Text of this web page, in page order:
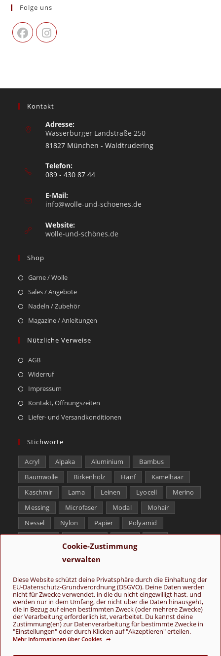
Cookie-Zustimmung
verwalten
Diese Website schützt deine Privatsphäre durch die Einhaltung der
EU-Datenschutz-Grundverordnung (DSGVO). Deine Daten werden
nicht für Zwecke verwendet, in die du nicht eingewilligt hast, und
werden nur in dem Umfang, der nicht über die Daten hinausgeht,
die in Bezug auf einen bestimmten Zweck (oder mehrere Zwecke)
der Verarbeitung erforderlich ist, verarbeitet. Du kannst deine
Zustimmung(en) zur Datenverarbeitung für bestimmte Zwecke in
"Einstellungen" oder durch Klicken auf "Akzeptieren" erteilen.
Mehr Informationen über Cookies ➦
Folge uns
Kontakt
Adresse:
Wasserburger Landstraße 250
81827 München - Waldtrudering
Telefon:
089 - 430 87 44
E-Mail:
info@wolle-und-schoenes.de
Website:
wolle-und-schönes.de
Shop
Garne / Wolle
Sales / Angebote
Nadeln / Zubehör
Magazine / Anleitungen
Nützliche Verweise
AGB
Widerruf
Impressum
Kontakt, Öffnungszeiten
Liefer- und Versandkonditionen
Stichworte
Acryl Alpaka Aluminium
Bambus
Baumwolle
Birkenholz Hanf
Kamelhaar
Kaschmir
Lama Leinen Lyocell
Merino
Messing
Microfaser Modal
Mohair
Nessel
Nylon Papier
Polyamid
Folge uns